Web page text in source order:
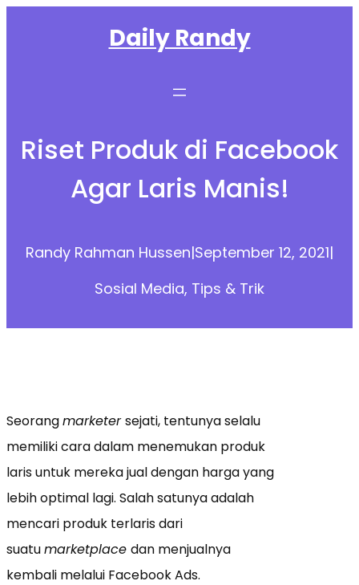
Daily Randy
Riset Produk di Facebook
Agar Laris Manis!
Randy Rahman Hussen|September 12, 2021|
Sosial Media, Tips & Trik
Seorangmarketersejati, tentunya selalu
memiliki cara dalam menemukan produk
laris untuk mereka jual dengan harga yang
lebih optimal lagi. Salah satunya adalah
mencari produk terlaris dari
suatumarketplace dan menjualnya
kembali melalui Facebook Ads.